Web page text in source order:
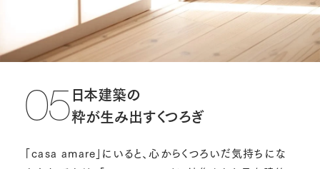
05日本建築の
粋が生み出すくつろぎ
「casa amare」にいると、心からくつろいだ気持ちにな